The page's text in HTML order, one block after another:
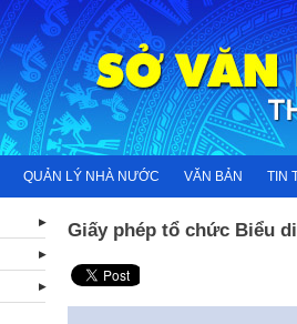
QUẢN LÝ NHÀ NƯỚC VĂN BẢN TIN
Giấy phép tổ chức Biểu